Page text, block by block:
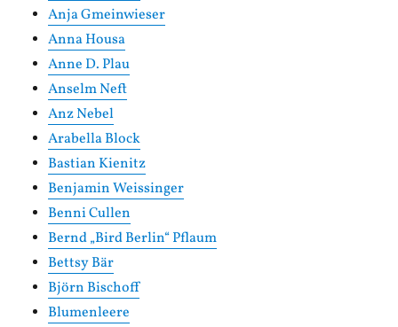
Anja Gmeinwieser
Anna Housa
Anne D. Plau
Anselm Neft
Anz Nebel
Arabella Block
Bastian Kienitz
Benjamin Weissinger
Benni Cullen
Bernd „Bird Berlin“ Pflaum
Bettsy Bär
Björn Bischoff
Blumenleere